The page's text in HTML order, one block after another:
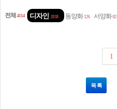
전체 4114 디자인 2838 동양화 126 서양화82
1
목 록